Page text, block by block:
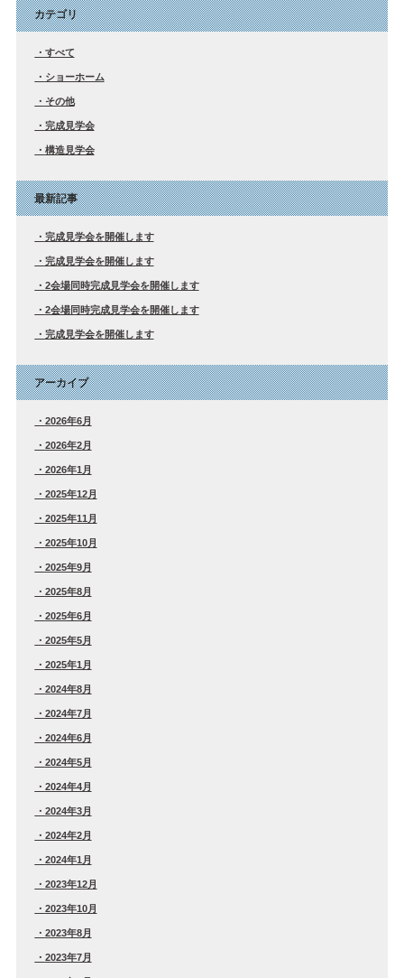
カテゴリ
すべて
ショーホーム
その他
完成見学会
構造見学会
最新記事
完成見学会を開催します
完成見学会を開催します
2会場同時完成見学会を開催します
2会場同時完成見学会を開催します
完成見学会を開催します
アーカイブ
2026年6月
2026年2月
2026年1月
2025年12月
2025年11月
2025年10月
2025年9月
2025年8月
2025年6月
2025年5月
2025年1月
2024年8月
2024年7月
2024年6月
2024年5月
2024年4月
2024年3月
2024年2月
2024年1月
2023年12月
2023年10月
2023年8月
2023年7月